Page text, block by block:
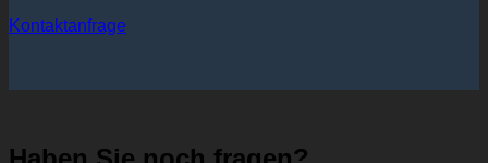
Kontaktanfrage